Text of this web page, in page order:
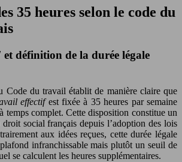
35 heures selon le code du
définition de la durée légale
Code du travail établit de manière claire que
effectifest fixée à 35 heures par semaine
temps complet. Cette disposition constitue un
social français depuis l’adoption des lois
aux idées reçues, cette durée légale
infranchissable mais plutôt un seuil de
se calculent les heures supplémentaires.